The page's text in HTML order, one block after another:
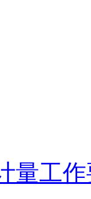
量工